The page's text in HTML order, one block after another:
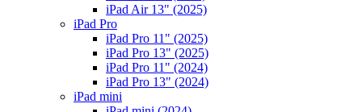
iPad Air 13" (2025)
iPad Pro
iPad Pro 11" (2025)
iPad Pro 13" (2025)
iPad Pro 11" (2024)
iPad Pro 13" (2024)
iPad mini